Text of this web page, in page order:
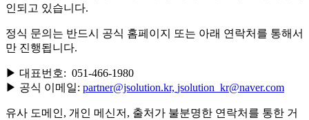
인되고 있습니다.
정식 문의는 반드시 공식 홈페이지 또는 아래 연락처를 통해서
만 진행됩니다.
▶ 대표번호: 051-466-1980
▶ 공식 이메일: partner@jsolution.kr, jsolution_kr@naver.com
유사 도메인, 개인 메신저, 출처가 불분명한 연락처를 통한 거